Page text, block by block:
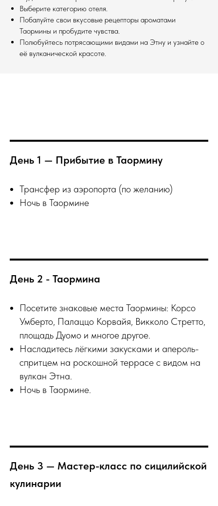
Выберите категорию отеля.
Побалуйте свои вкусовые рецепторы ароматами
Таормины и пробудите чувства.
Полюбуйтесь потрясающими видами на Этну и узнайте о
её вулканической красоте.
День 1 — Прибытие в Таормину
Трансфер из аэропорта (по желанию)
Ночь в Таормине
День 2 - Таормина
Посетите знаковые места Таормины: Корсо
Умберто, Палаццо Корвайя, Викколо Стретто,
площадь Дуомо и многое другое.
Насладитесь лёгкими закусками и апероль-
спритцем на роскошной террасе с видом на
вулкан Этна.
Ночь в Таормине.
День 3 — Мастер-класс по сицилийской
кулинарии